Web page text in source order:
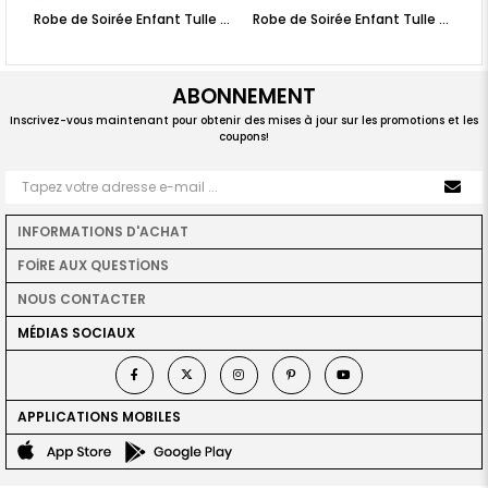
Robe de Soirée Enfant Tulle Pailleté Froufrou Lilas MDV308 Robe de Soirée Enfant Tulle Pailleté Froufrou Prune MDV308
ABONNEMENT
Inscrivez-vous maintenant pour obtenir des mises à jour sur les promotions et les
coupons!
INFORMATIONS D'ACHAT
FOİRE AUX QUESTİONS
NOUS CONTACTER
MÉDIAS SOCIAUX
APPLICATIONS MOBILES